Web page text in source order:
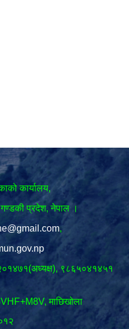
कार्यालय,
गण्डकी प्रदेश, नेपाल ।
,
९८६५०४१४५१
माछिखोला